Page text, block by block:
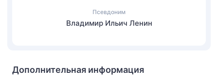
Псевдоним
Владимир Ильич Ленин
Дополнительная информация